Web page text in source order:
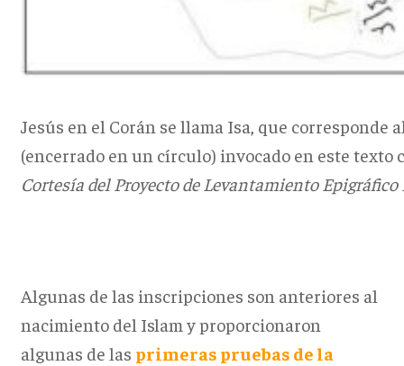
Jesús en el Corán se llama Isa, que corresponde
(encerrado en un círculo) invocado en este texto
Cortesía del Proyecto de Levantamiento Epigráfico
Algunas de las inscripciones son anteriores al
nacimiento del Islam y proporcionaron
algunas de las primeras pruebas de la